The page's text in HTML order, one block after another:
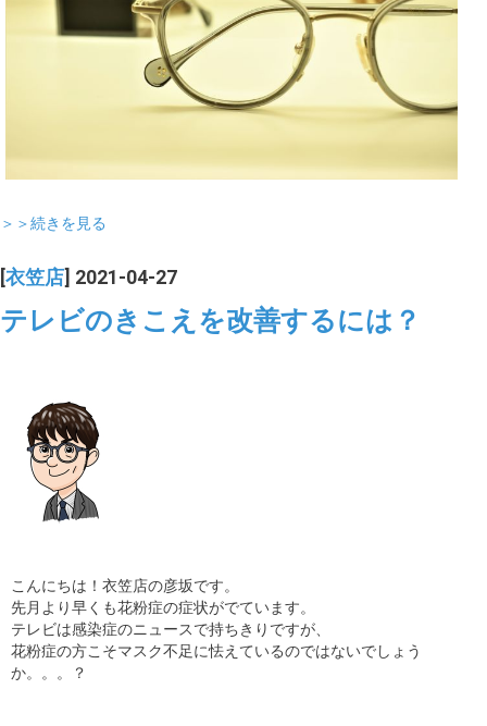
＞＞続きを見る
[衣笠店] 2021-04-27
テレビのきこえを改善するには？
こんにちは！衣笠店の彦坂です。
先月より早くも花粉症の症状がでています。
テレビは感染症のニュースで持ちきりですが、
花粉症の方こそマスク不足に怯えているのではないでしょう
か。。。？